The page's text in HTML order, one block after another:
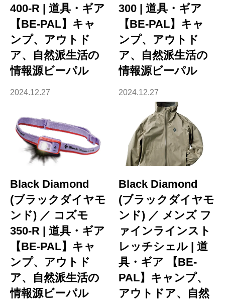
400-R | 道具・ギア
【BE-PAL】キャ
ンプ、アウトド
ア、自然派生活の
情報源ビーパル
2024.12.27
300 | 道具・ギア
【BE-PAL】キャ
ンプ、アウトド
ア、自然派生活の
情報源ビーパル
2024.12.27
Black Diamond
(ブラックダイヤモ
ンド) ／ コズモ
350-R | 道具・ギア
【BE-PAL】キャ
ンプ、アウトド
ア、自然派生活の
情報源ビーパル
Black Diamond
(ブラックダイヤモ
ンド) ／ メンズ フ
ァインラインスト
レッチシェル | 道
具・ギア 【BE-
PAL】キャンプ、
アウトドア、自然